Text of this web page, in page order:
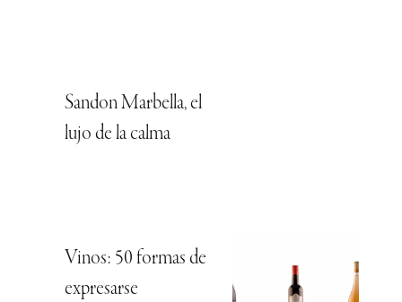
Sandon Marbella, el
lujo de la calma
Vinos: 50 formas de
expresarse